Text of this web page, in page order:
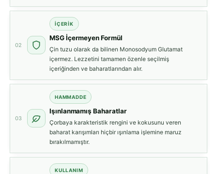
02
İÇERIK
MSG İçermeyen Formül
Çin tuzu olarak da bilinen Monosodyum Glutamat
içermez. Lezzetini tamamen özenle seçilmiş
içeriğinden ve baharatlarından alır.
03
HAMMADDE
Işınlanmamış Baharatlar
Çorbaya karakteristik rengini ve kokusunu veren
baharat karışımları hiçbir ışınlama işlemine maruz
bırakılmamıştır.
KULLANIM